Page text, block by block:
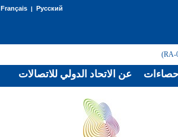
Français| Русский
عن الاتحاد الدولي للاتصالات